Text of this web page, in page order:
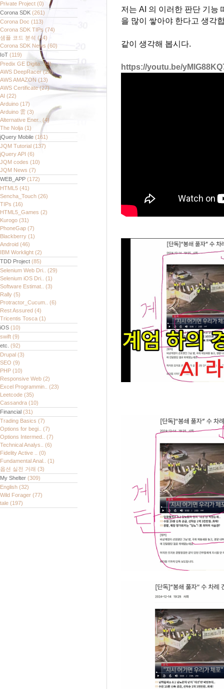
Private Project (0)
Corona SDK (261)
Corona Doc (113)
Corona SDK TIPs (74)
샘플 코드 분석 (14)
Corona SDK News (60)
IoT (119)
Predix GE Digita..(4)
AWS DeepRacer(28)
AWS AMAZON (13)
AWS Certificate(27)
AI (22)
Arduino (17)
Arduino 雲 (3)
Alternative Ener.. (4)
The Nolja (1)
jQuery Mobile (161)
JQM Tutorial (137)
jQuery API (6)
JQM codes (10)
JQM News (7)
WEB_APP (172)
HTML5 (41)
Sencha_Touch (26)
TIPs (16)
HTML5_Games (2)
Kurogo (31)
PhoneGap (7)
Blackberry (1)
Android (46)
IBM Worklight (2)
TDD Project (85)
Selenium Web Dri.. (29)
Selenium iOS Dri.. (1)
Software Estimat.. (3)
Rally (5)
Protractor_Cucum.. (6)
Rest Assured (4)
Tricentis Tosca (1)
iOS (10)
swift (9)
etc. (92)
Drupal (3)
SEO (9)
PHP (10)
Responsive Web (2)
Excel Programmin.. (23)
Leetcode (35)
Cassandra (10)
Financial (31)
Trading Basics (7)
Options for begi.. (7)
Options Intermed.. (7)
Technical Analys.. (6)
Fidelity Active .. (0)
Fundamental Anal.. (1)
옵션 실전 거래 (3)
My Shelter (309)
English (32)
Wild Forager (77)
tale (197)
저는 AI 의 이러한 판단 기능
을 많이 쌓아야 한다고 생각
같이 생각해 봅시다.
https://youtu.be/